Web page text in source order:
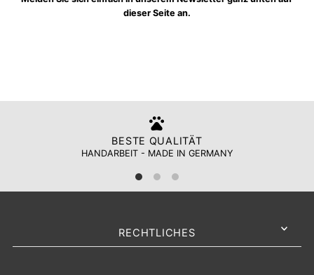
dieser Seite an.
BESTE QUALITÄT
HANDARBEIT - MADE IN GERMANY
RECHTLICHES